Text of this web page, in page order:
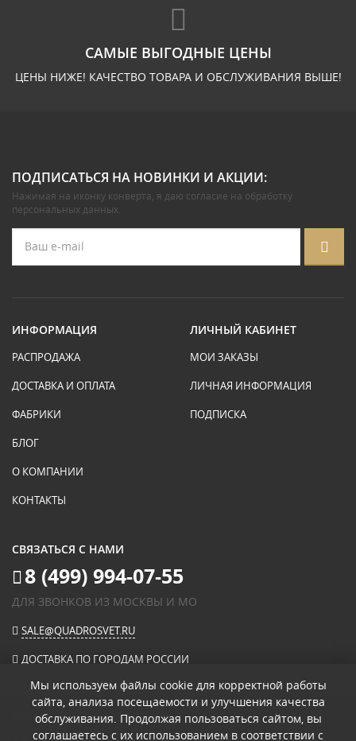
САМЫЕ ВЫГОДНЫЕ ЦЕНЫ
ЦЕНЫ НИЖЕ! КАЧЕСТВО ТОВАРА И ОБСЛУЖИВАНИЯ ВЫШЕ!
ПОДПИСАТЬСЯ НА НОВИНКИ И АКЦИИ:
Нажимая на иконку конверта, я даю согласие на обработку
персональных данных.
ИНФОРМАЦИЯ
РАСПРОДАЖА
ДОСТАВКА И ОПЛАТА
ФАБРИКИ
БЛОГ
О КОМПАНИИ
КОНТАКТЫ
ЛИЧНЫЙ КАБИНЕТ
МОИ ЗАКАЗЫ
ЛИЧНАЯ ИНФОРМАЦИЯ
ПОДПИСКА
СВЯЗАТЬСЯ С НАМИ
8 (499) 994-07-55
ДЛЯ ЗВОНКОВ ИЗ МОСКВЫ И МО
SALE@QUADROSVET.RU
ДОСТАВКА ПО ГОРОДАМ РОССИИ
ОПЛАЧИВАЙТЕ ПРИ ПОЛУЧЕНИИ
Мы используем файлы cookie для корректной работы
сайта, анализа посещаемости и улучшения качества
обслуживания. Продолжая пользоваться сайтом, вы
соглашаетесь с их использованием в соответствии с